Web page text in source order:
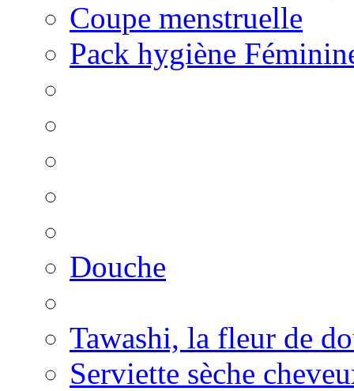
Coupe menstruelle
Pack hygiène
Douche
Tawashi, la fleur de
Serviette sèche